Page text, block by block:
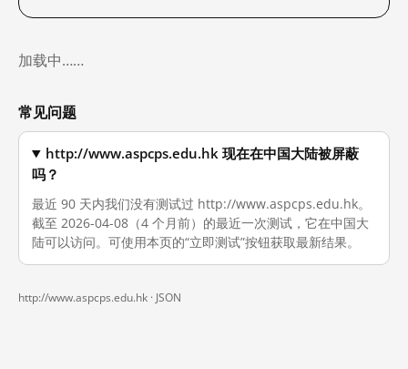
加载中……
常见问题
http://www.aspcps.edu.hk 现在在中国大陆被屏蔽
吗？
最近 90 天内我们没有测试过 http://www.aspcps.edu.hk。
截至 2026-04-08（4 个月前）的最近一次测试，它在中国大
陆可以访问。可使用本页的“立即测试”按钮获取最新结果。
http://www.aspcps.edu.hk · JSON